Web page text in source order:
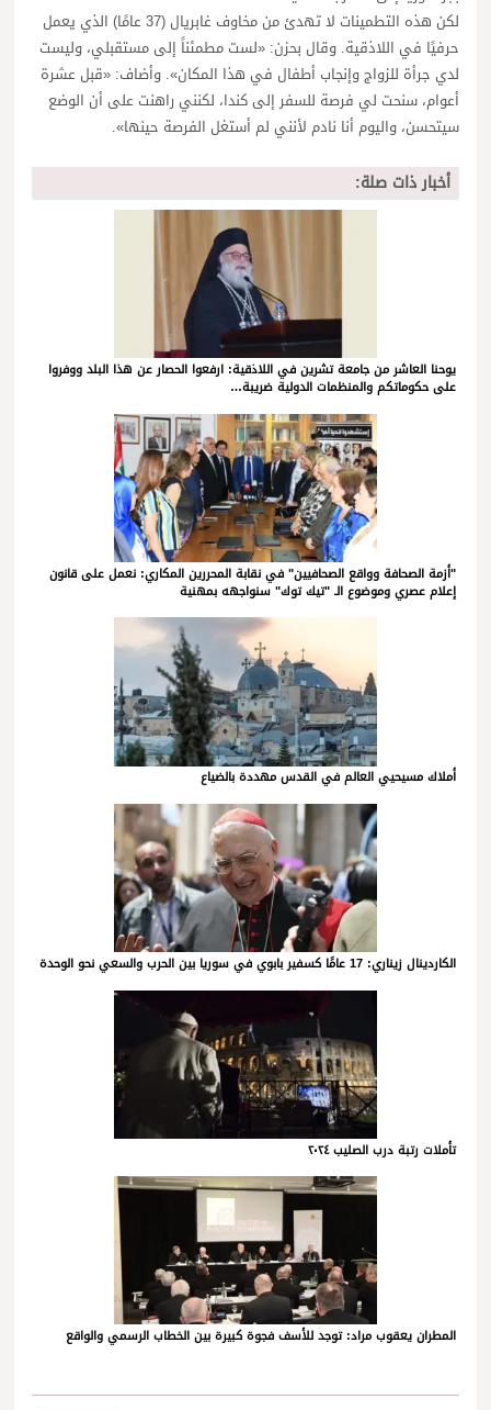
لكن هذه التطمينات لا تهدئ من مخاوف غابريال (37 عامًا) الذي يعمل
حرفيًا في اللاذقية. وقال بحزن: «لست مطمئناً إلى مستقبلي، وليست
لدي جرأة للزواج وإنجاب أطفال في هذا المكان». وأضاف: «قبل عشرة
أعوام، سنحت لي فرصة للسفر إلى كندا، لكنني راهنت على أن الوضع
سيتحسن، واليوم أنا نادم لأنني لم أستغل الفرصة حينها».
أخبار ذات صلة:
يوحنا العاشر من جامعة تشرين في اللاذقية: ارفعوا الحصار عن هذا البلد ووفروا
على حكوماتكم والمنظمات الدولية ضريبة…
"أزمة الصحافة وواقع الصحافيين" في نقابة المحررين المكاري: نعمل على قانون
إعلام عصري وموضوع الـ "تيك توك" سنواجهه بمهنية
أملاك مسيحيي العالم في القدس مهددة بالضياع
الكاردينال زيناري: 17 عامًا كسفير بابوي في سوريا بين الحرب والسعي نحو الوحدة
تأملات رتبة درب الصليب ٢٠٢٤
المطران يعقوب مراد: توجد للأسف فجوة كبيرة بين الخطاب الرسمي والواقع